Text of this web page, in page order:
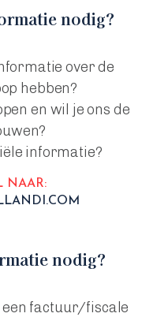
nodig?
over de
hebben?
en wil je ons de
informatie?
NAAR:
nodig?
een factuur/fiscale